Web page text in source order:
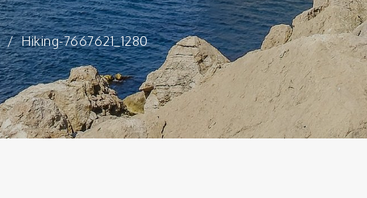
Hiking-7667621_1280